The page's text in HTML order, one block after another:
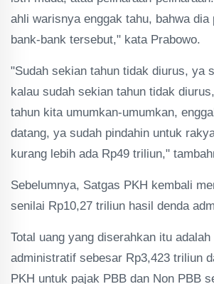
ahli warisnya enggak tahu, bahwa dia
bank-bank tersebut," kata Prabowo.
"Sudah sekian tahun tidak diurus, ya
kalau sudah sekian tahun tidak
tahun kita umumkan-umumkan,
datang, ya sudah pindahin untuk
kurang lebih ada Rp49 triliun,"
Sebelumnya, Satgas PKH kembali
senilai Rp10,27 triliun hasil denda
Total uang yang diserahkan itu
administratif sebesar Rp3,423 triliun
PKH untuk pajak PBB dan Non PBB